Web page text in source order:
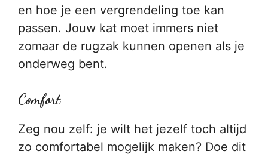
en hoe je een vergrendeling toe kan
passen. Jouw kat moet immers niet
zomaar de rugzak kunnen openen als je
onderweg bent.
Comfort
Zeg nou zelf: je wilt het jezelf toch altijd
zo comfortabel mogelijk maken? Doe dit